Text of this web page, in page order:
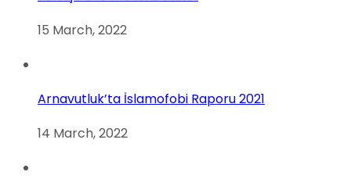
15 March, 2022
Arnavutluk’ta İslamofobi Raporu 2021
14 March, 2022